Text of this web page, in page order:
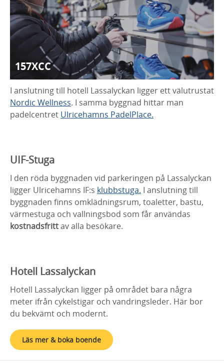
157XCC
I anslutning till hotell Lassalyckan ligger ett välutrustat
Nordic Wellness. I samma byggnad hittar man
padelcentret Ulricehamns PadelPlace.
UIF-Stuga
I den röda byggnaden vid parkeringen på Lassalyckan
ligger Ulricehamns IF:s klubbstuga. I anslutning till
byggnaden finns omklädningsrum, toaletter, bastu,
värmestuga och vallningsbod som får användas
kostnadsfrittav alla besökare.
Hotell Lassalyckan
Hotell Lassalyckan ligger på området bara några
meter ifrån cykelstigar och vandringsleder. Här bor
du bekvämt och modernt.
Läs mer & boka boende